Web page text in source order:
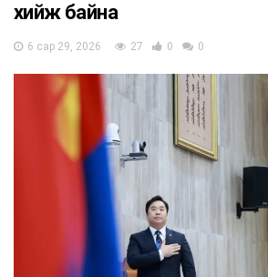
хийж байна
6 сар 29, 2026 27 0 0